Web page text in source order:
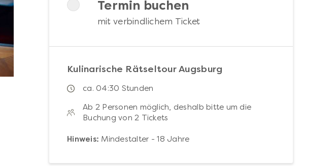
Termin buchen
mit verbindlichem Ticket
Kulinarische Rätseltour Augsburg
ca. 04:30 Stunden
Ab 2 Personen möglich, deshalb bitte um die
Buchung von 2 Tickets
Hinweis: Mindestalter - 18 Jahre